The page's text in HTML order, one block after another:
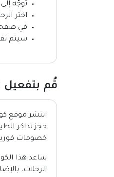
توجّه
اختر
في
سيتم
قُم بتفعيل
انتشر موقع
حجز تذاكر
خصومات فورية تصل حتى 40% عند
ساعد هذا
الرحلات،